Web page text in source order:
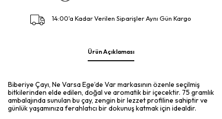
14:00'a Kadar Verilen Siparişler Aynı Gün Kargo
Ürün Açıklaması
Biberiye Çayı, Ne Varsa Ege’de Var markasının özenle seçilmiş
bitkilerinden elde edilen, doğal ve aromatik bir içecektir. 75 gramlık
ambalajında sunulan bu çay, zengin bir lezzet profiline sahiptir ve
günlük yaşamınıza ferahlatıcı bir dokunuş katmak için idealdir.